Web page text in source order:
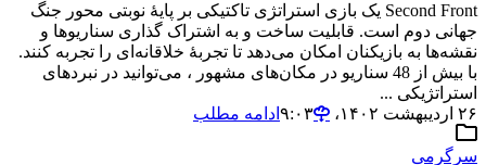
Second Front یک بازی استراتژی تاکتیکی بر پایهٔ نوبتی محور جنگ
جهانی دوم است. قابلیت ساخت و به اشتراک گذاری سناریوها و
نقشه‌ها به بازیکنان امکان می‌دهد تا تجربهٔ خلاقانه‌ای را تجربه کنند.
با بیش از 48 سناریو در مکان‌های مشهور ، می‌توانید در نبردهای
استراتژیکی ...
۲۶ اردیبهشت ۱۴۰۲،‏ ۹:۰۳
ادامه مطلب
سرگرمی